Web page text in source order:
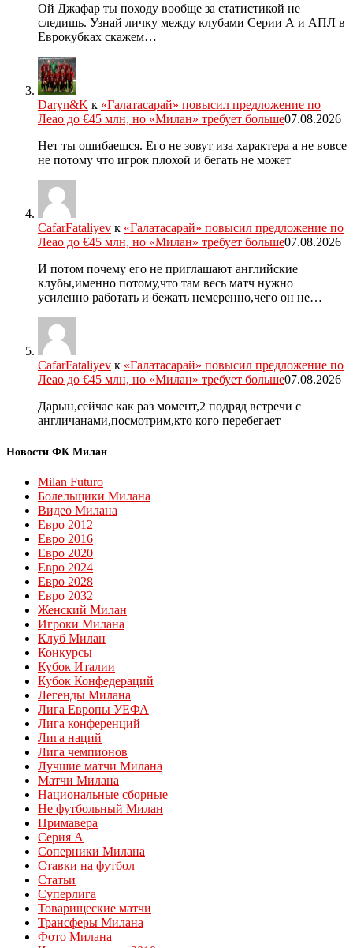
Ой Джафар ты походу вообще за статистикой не
следишь. Узнай личку между клубами Серии А и АПЛ в
Еврокубках скажем…
Daryn&K к «Галатасарай» повысил предложение по
Леао до €45 млн, но «Милан» требует больше07.08.2026
Нет ты ошибаешся. Его не зовут иза характера а не вовсе
не потому что игрок плохой и бегать не может
CafarFataliyev к «Галатасарай» повысил предложение по
Леао до €45 млн, но «Милан» требует больше07.08.2026
И потом почему его не приглашают английские
клубы,именно потому,что там весь матч нужно
усиленно работать и бежать немеренно,чего он не…
CafarFataliyev к «Галатасарай» повысил предложение по
Леао до €45 млн, но «Милан» требует больше07.08.2026
Дарын,сейчас как раз момент,2 подряд встречи с
англичанами,посмотрим,кто кого перебегает
Новости ФК Милан
Milan Futuro
Болельщики Милана
Видео Милана
Евро 2012
Евро 2016
Евро 2020
Евро 2024
Евро 2028
Евро 2032
Женский Милан
Игроки Милана
Клуб Милан
Конкурсы
Кубок Италии
Кубок Конфедераций
Легенды Милана
Лига Европы УЕФА
Лига конференций
Лига наций
Лига чемпионов
Лучшие матчи Милана
Матчи Милана
Национальные сборные
Не футбольный Милан
Примавера
Серия А
Соперники Милана
Ставки на футбол
Статьи
Суперлига
Товарищеские матчи
Трансферы Милана
Фото Милана